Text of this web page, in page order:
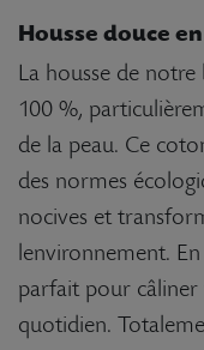
Housse douce
La housse de
100 %,
de la peau. Ce
des normes
nocives et
lenvironnement.
parfait pour
quotidien.